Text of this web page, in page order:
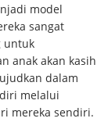
model
sangat
untuk
anak akan kasih
dalam
melalui
mereka sendiri.